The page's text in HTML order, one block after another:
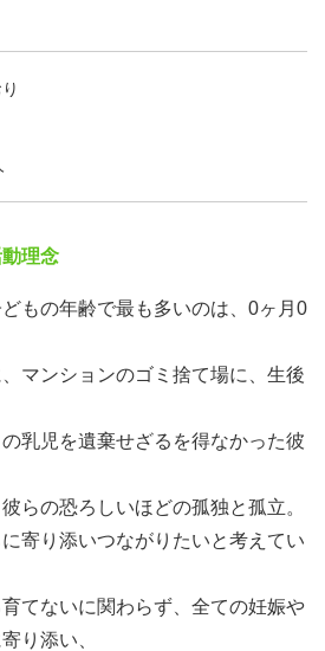
理念
もの年齢で最も多いのは、0ヶ月0
マンションのゴミ捨て場に、生後
乳児を遺棄せざるを得なかった彼
らの恐ろしいほどの孤独と孤立。
寄り添いつながりたいと考えてい
てないに関わらず、全ての妊娠や
り添い、